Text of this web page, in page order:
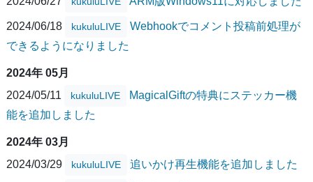
2024/06/18 kukuluLIVE
Webhookでコメント投稿前処理が
できるようになりました
2024年 05月
2024/05/11
kukuluLIVE
MagicalGiftの特典にステッカー機
能を追加しました
2024年 03月
2024/03/29
kukuluLIVE 追いかけ再生機能を追加しました